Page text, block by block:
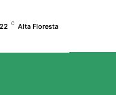
22 C Alta Floresta